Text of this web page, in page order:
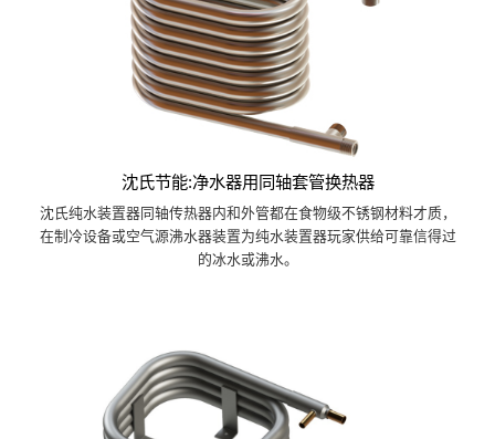
沈氏节能:净水器用同轴套管换热器
沈氏纯水装置器同轴传热器内和外管都在食物级不锈钢材料才质，
在制冷设备或空气源沸水器装置为纯水装置器玩家供给可靠信得过
的冰水或沸水。